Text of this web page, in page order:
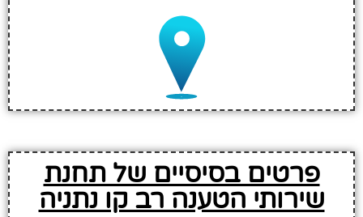
פרטים בסיסיים של תחנת
שירותי הטענה רב קו נתניה